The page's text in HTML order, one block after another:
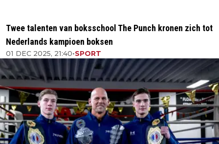
Twee talenten van boksschool The Punch kronen zich tot
Nederlands kampioen boksen
01 DEC 2025, 21:40•SPORT